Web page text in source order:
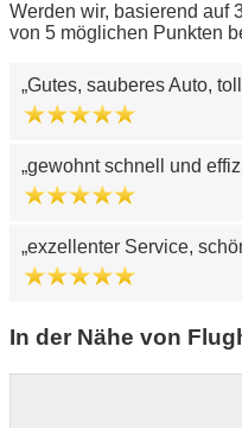
Werden wir, basierend auf
von 5 möglichen Punkten
Gutes, sauberes Auto,
gewohnt schnell und
exzellenter Service,
In der Nähe von